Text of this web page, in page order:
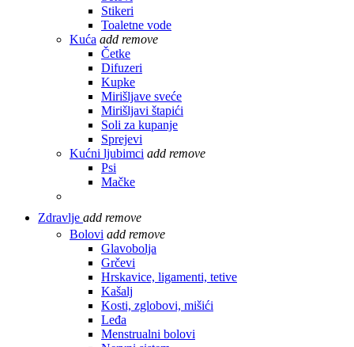
Stikeri
Toaletne vode
Kuća add remove
Četke
Difuzeri
Kupke
Mirišljave sveće
Mirišljavi štapići
Soli za kupanje
Sprejevi
Kućni ljubimci add remove
Psi
Mačke
Zdravlje add remove
Bolovi add remove
Glavobolja
Grčevi
Hrskavice, ligamenti, tetive
Kašalj
Kosti, zglobovi, mišići
Leđa
Menstrualni bolovi